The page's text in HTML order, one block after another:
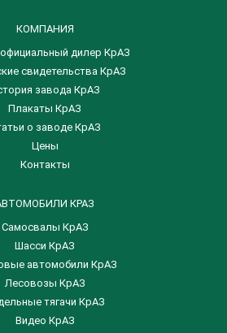
КОМПАНИЯ
дилер КрАЗ
свидетельства КрАЗ
завода КрАЗ
Плакаты КрАЗ
о заводе КрАЗ
Цены
Контакты
КРАЗ
Самосвалы КрАЗ
Шасси КрАЗ
автомобили КрАЗ
Лесовозы КрАЗ
тягачи КрАЗ
Видео КрАЗ